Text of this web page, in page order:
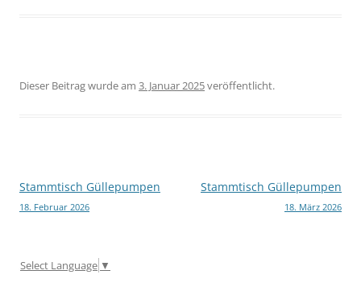
Dieser Beitrag wurde am 3. Januar 2025veröffentlicht.
Beitragsnavigation
Stammtisch Güllepumpen
18. Februar 2026
Stammtisch Güllepumpen
18. März 2026
Select Language ▼